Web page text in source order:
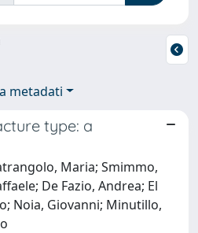
metadati
type: a
Maria; Smimmo,
De Fazio, Andrea; El
Noia, Giovanni; Minutillo,